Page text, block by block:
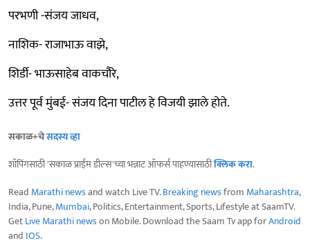
परभणी -संजय जाधव,
नाशिक- राजाभाऊ वाझे,
शिर्डी- भाऊसाहेब वाकचौरे,
उत्तर पूर्व मुंबई- संजय दिना पाटील हे विजयी झाले होते.
सकाळ+चेसदस्य व्हा
शॉपिंगसाठी 'सकाळ प्राईम डील्स'च्या भन्नाट ऑफर्स पाहण्यासाठीक्लिक करा.
Read Marathi newsand watch Live TV.Breaking newsfrom Maharashtra,
India, Pune,Mumbai, Politics, Entertainment, Sports, Lifestyle at SaamTV.
GetLive Marathi newson Mobile. Download the Saam Tv app forAndroid
and IOS.